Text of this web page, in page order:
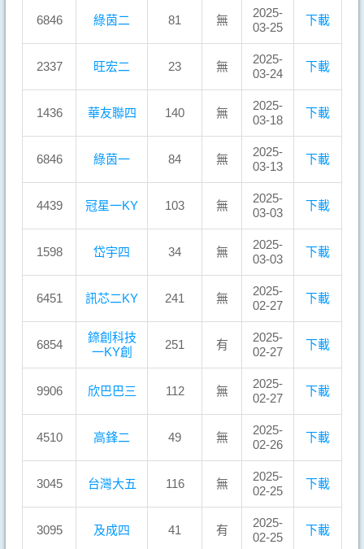
6846 綠茵二 81 無
2025-
03-25
下載
2337 旺宏二 23 無
2025-
03-24
下載
1436 華友聯四 140 無
2025-
03-18
下載
6846 綠茵一 84 無
2025-
03-13
下載
4439 冠星一KY 103 無
2025-
03-03
下載
1598 岱宇四 34 無
2025-
03-03
下載
6451 訊芯二KY 241 無
2025-
02-27
下載
6854
錼創科技
一KY創
251 有
2025-
02-27
下載
9906 欣巴巴三 112 無
2025-
02-27
下載
4510 高鋒二 49 無
2025-
02-26
下載
3045 台灣大五 116 無
2025-
02-25
下載
3095 及成四 41 有
2025-
02-25
下載